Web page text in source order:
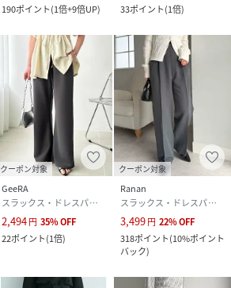
190ポイント(1倍+9倍UP)
33ポイント(1倍)
クーポン対象
GeeRA
スラックス・ドレスパンツ
2,494円 35%OFF
22ポイント(1倍)
クーポン対象
Ranan
スラックス・ドレスパンツ
3,499円 22%OFF
318ポイント(10%ポイント
バック)